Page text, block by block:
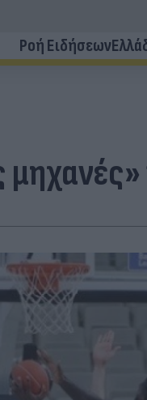
Ροή Ειδήσεων